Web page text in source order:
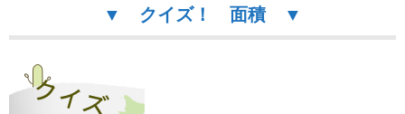
▼ クイズ！ 面積 ▼